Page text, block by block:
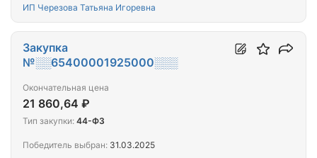
ИП Черезова Татьяна Игоревна
Закупка
№░░65400001925000░░░
Окончательная цена
21 860,64 ₽
Тип закупки: 44-ФЗ
Победитель выбран: 31.03.2025